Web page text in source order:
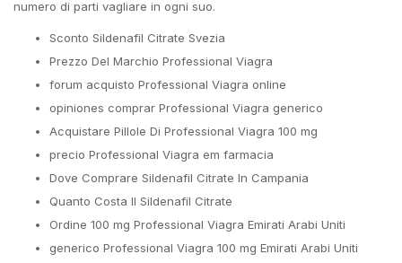
numero di parti vagliare in ogni suo.
Sconto Sildenafil Citrate Svezia
Prezzo Del Marchio Professional Viagra
forum acquisto Professional Viagra online
opiniones comprar Professional Viagra generico
Acquistare Pillole Di Professional Viagra 100 mg
precio Professional Viagra em farmacia
Dove Comprare Sildenafil Citrate In Campania
Quanto Costa Il Sildenafil Citrate
Ordine 100 mg Professional Viagra Emirati Arabi Uniti
generico Professional Viagra 100 mg Emirati Arabi Uniti